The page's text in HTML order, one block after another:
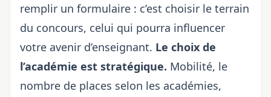
remplir un formulaire : c’est choisir le terrain
du concours, celui qui pourra influencer
votre avenir d’enseignant. Le choix de
l’académie est stratégique. Mobilité, le
nombre de places selon les académies,